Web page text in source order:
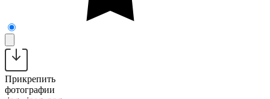
Прикрепить
фотографии